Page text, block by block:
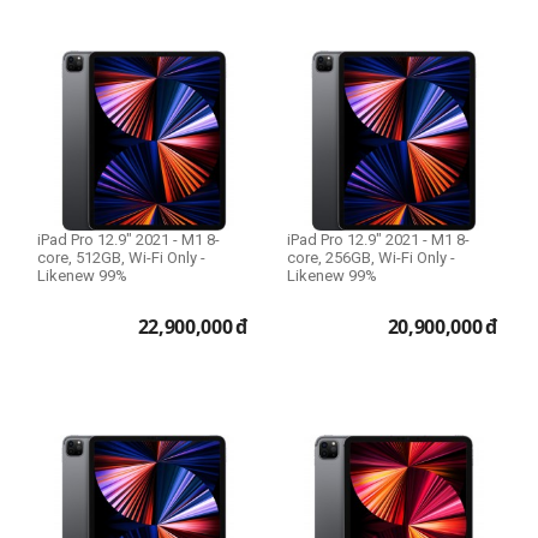
Loại ngàm lens
Canon EF
Canon EF-M
Canon EF-S
Canon RF
Canon RF-S
Sony FE
Phiên bản Wifi/3G/4G LTE
iPad Pro 12.9" 2021 - M1 8-
core, 512GB, Wi-Fi Only -
Likenew 99%
22,900,000đ
iPad Pro 12.9" 2021 - M1 8-
core, 256GB, Wi-Fi Only -
Likenew 99%
20,900,000đ